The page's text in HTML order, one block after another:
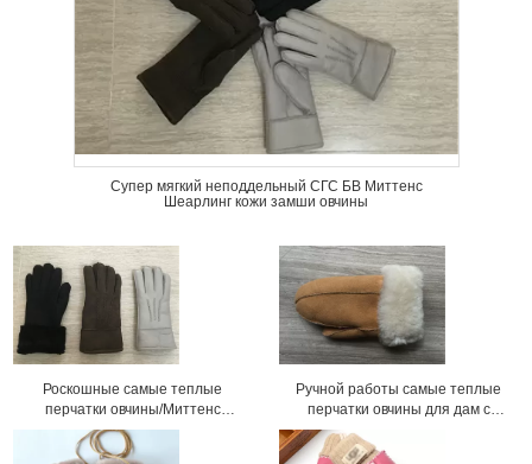
Супер мягкий неподдельный СГС БВ Миттенс
Шеарлинг кожи замши овчины
Роскошные самые теплые
перчатки овчины/Миттенс
овчины кожаных женщин
черноты
Ручной работы самые теплые
перчатки овчины для дам с
размером 5 до 6км тумака